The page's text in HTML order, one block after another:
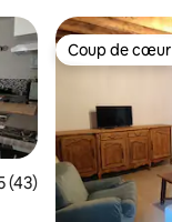
moyenne sur
(43)
Coup de
Coup de